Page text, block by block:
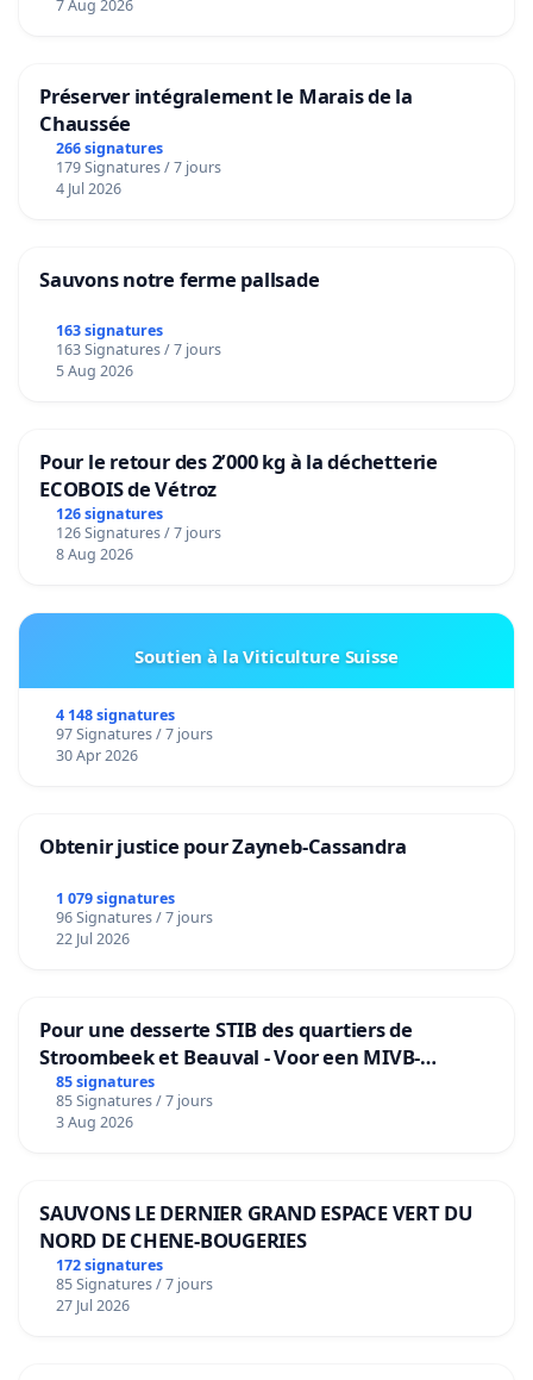
7 Aug 2026
Préserver intégralement le Marais de la
Chaussée
266 signatures
179 Signatures / 7 jours
4 Jul 2026
Sauvons notre ferme pallsade
163 signatures
163 Signatures / 7 jours
5 Aug 2026
Pour le retour des 2’000 kg à la déchetterie
ECOBOIS de Vétroz
126 signatures
126 Signatures / 7 jours
8 Aug 2026
Soutien à la Viticulture Suisse
4 148 signatures
97 Signatures / 7 jours
30 Apr 2026
Obtenir justice pour Zayneb-Cassandra
1 079 signatures
96 Signatures / 7 jours
22 Jul 2026
Pour une desserte STIB des quartiers de
Stroombeek et Beauval - Voor een MIVB-
bediening van de wijken Strombeek en Het
Voor
85 signatures
85 Signatures / 7 jours
3 Aug 2026
SAUVONS LE DERNIER GRAND ESPACE VERT DU
NORD DE CHENE-BOUGERIES
172 signatures
85 Signatures / 7 jours
27 Jul 2026